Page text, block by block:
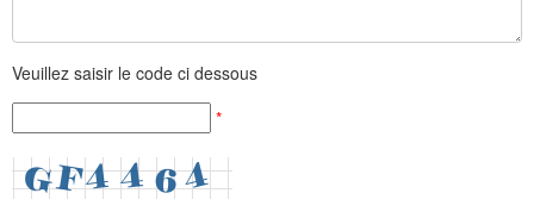
Veuillez saisir le code ci dessous
*